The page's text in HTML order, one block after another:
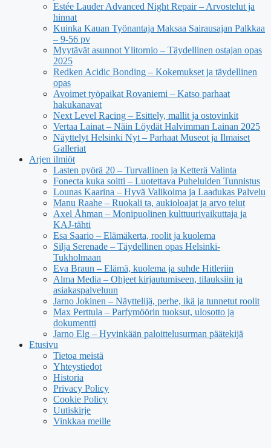
Estée Lauder Advanced Night Repair – Arvostelut ja
hinnat
Kuinka Kauan Työnantaja Maksaa Sairausajan Palkkaa
– 9-56 pv
Myytävät asunnot Ylitornio – Täydellinen ostajan opas
2025
Redken Acidic Bonding – Kokemukset ja täydellinen
opas
Avoimet työpaikat Rovaniemi – Katso parhaat
hakukanavat
Next Level Racing – Esittely, mallit ja ostovinkit
Vertaa Lainat – Näin Löydät Halvimman Lainan 2025
Näyttelyt Helsinki Nyt – Parhaat Museot ja Ilmaiset
Galleriat
Arjen ilmiöt
Lasten pyörä 20 – Turvallinen ja Ketterä Valinta
Fonecta kuka soitti – Luotettava Puheluiden Tunnistus
Lounas Kaarina – Hyvä Valikoima ja Laadukas Palvelu
Manu Raahe – Ruokali ta, aukioloajat ja arvo telut
Axel Åhman – Monipuolinen kulttuurivaikuttaja ja
KAJ-tähti
Esa Saario – Elämäkerta, roolit ja kuolema
Silja Serenade – Täydellinen opas Helsinki-
Tukholmaan
Eva Braun – Elämä, kuolema ja suhde Hitleriin
Alma Media – Ohjeet kirjautumiseen, tilauksiin ja
asiakaspalveluun
Jarno Jokinen – Näyttelijä, perhe, ikä ja tunnetut roolit
Max Perttula – Parfymöörin tuoksut, ulosotto ja
dokumentti
Jarno Elg – Hyvinkään paloittelusurman päätekijä
Etusivu
Tietoa meistä
Yhteystiedot
Historia
Privacy Policy
Cookie Policy
Uutiskirje
Vinkkaa meille